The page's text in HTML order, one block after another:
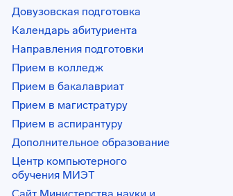
Довузовская подготовка
Календарь абитуриента
Направления подготовки
Прием в колледж
Прием в бакалавриат
Прием в магистратуру
Прием в аспирантуру
Дополнительное образование
Центр компьютерного
обучения МИЭТ